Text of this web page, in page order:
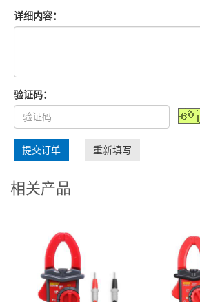
详细内容：
验证码：
提交订单 重新填写
相关产品